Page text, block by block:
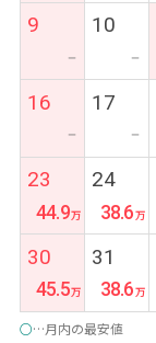
9
ー
10
ー
16
ー
17
ー
23
44.9
24
38.6
30
45.5
31
38.6
○…月内の最安値